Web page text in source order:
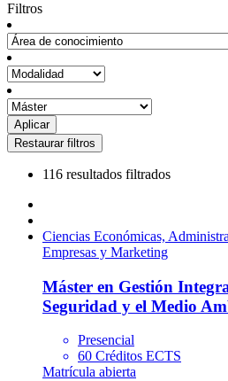
Filtros
116 resultados filtrados
Ciencias Económicas,
Empresas y Marketing
Máster en Gestión
Seguridad y el Medio
Presencial
60 Créditos ECTS
Matrícula abierta